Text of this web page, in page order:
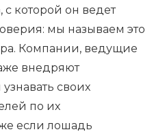
с которой он ведет
мы называем это
Компании, ведущие
внедряют
своих
по их
если лошадь